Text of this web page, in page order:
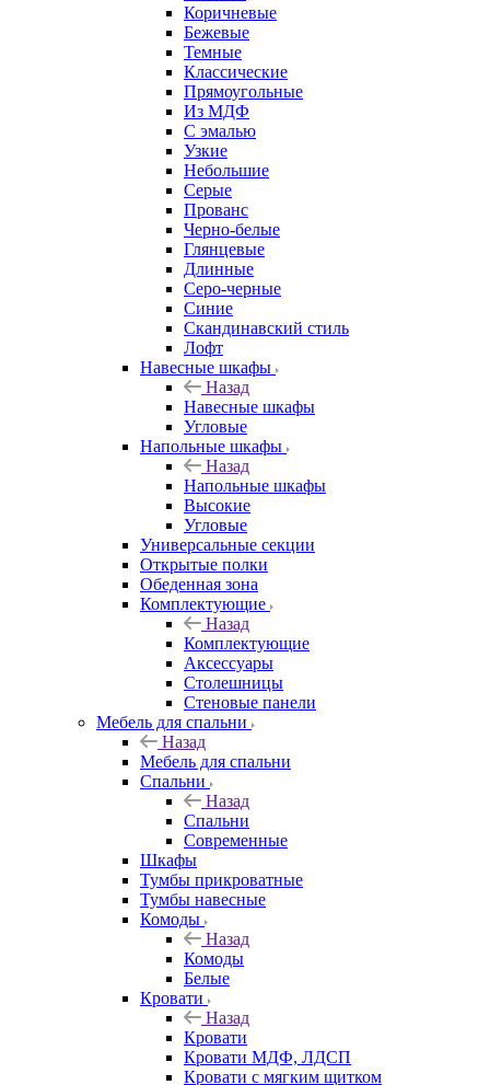
Коричневые
Бежевые
Темные
Классические
Прямоугольные
Из МДФ
С эмалью
Узкие
Небольшие
Серые
Прованс
Черно-белые
Глянцевые
Длинные
Серо-черные
Синие
Скандинавский стиль
Лофт
Навесные шкафы
Назад
Навесные шкафы
Угловые
Напольные шкафы
Назад
Напольные шкафы
Высокие
Угловые
Универсальные секции
Открытые полки
Обеденная зона
Комплектующие
Назад
Комплектующие
Аксессуары
Столешницы
Стеновые панели
Мебель для спальни
Назад
Мебель для спальни
Спальни
Назад
Спальни
Современные
Шкафы
Тумбы прикроватные
Тумбы навесные
Комоды
Назад
Комоды
Белые
Кровати
Назад
Кровати
Кровати МДФ, ЛДСП
Кровати с мягким щитком